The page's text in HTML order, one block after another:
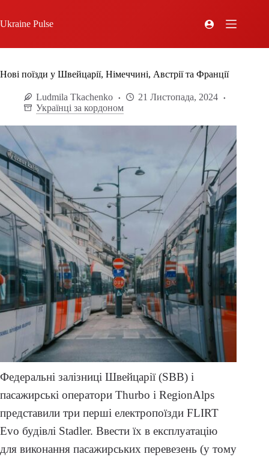
Ukraine Pulse
Нові поїзди у Швейцарії, Німеччині, Австрії та Франції
Ludmila Tkachenko
21 Листопада, 2024
Українці за кордоном
Федеральні залізниці Швейцарії (SBB) і
пасажирські оператори Thurbo і RegionAlps
представили три перші електропоїзди FLIRT
Evo будівлі Stadler. Ввести їх в експлуатацію
для виконання пасажирських перевезень (у тому